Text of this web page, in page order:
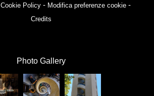
Cookie Policy- Modifica preferenze cookie-
Credits
Photo Gallery